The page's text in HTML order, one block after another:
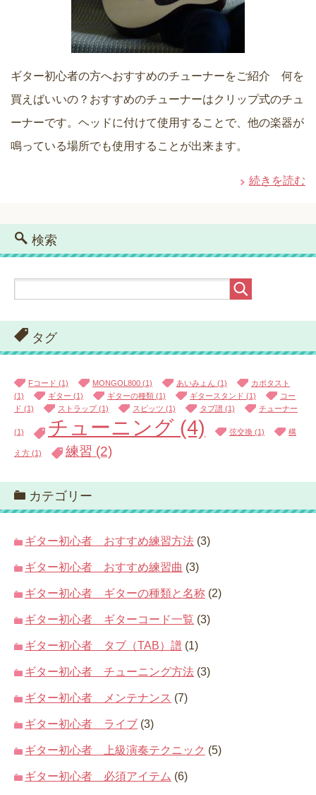
ギター初心者の方へおすすめのチューナーをご紹介 何を
買えばいいの？おすすめのチューナーはクリップ式のチュ
ーナーです。ヘッドに付けて使用することで、他の楽器が
鳴っている場所でも使用することが出来ます。
続きを読む
検索
タグ
Fコード (1) MONGOL800 (1) あいみょん (1)
カポタスト
(1)
ギター (1) ギターの種類 (1) ギタースタンド (1)
コー
ド (1) ストラップ(1) スピッツ (1) タブ譜 (1) チューナー
(1) チューニング (4) 弦交換 (1) 構
え方 (1) 練習 (2)
カテゴリー
ギター初心者 おすすめ練習方法 (3)
ギター初心者 おすすめ練習曲 (3)
ギター初心者 ギターの種類と名称 (2)
ギター初心者 ギターコード一覧 (3)
ギター初心者 タブ（TAB）譜 (1)
ギター初心者 チューニング方法 (3)
ギター初心者 メンテナンス (7)
ギター初心者 ライブ (3)
ギター初心者 上級演奏テクニック (5)
ギター初心者 必須アイテム (6)